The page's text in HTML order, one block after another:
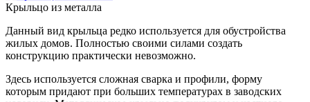
Крыльцо из металла
Данный вид крыльца редко используется для обустройства
жилых домов. Полностью своими силами создать
конструкцию практически невозможно.
Здесь используется сложная сварка и профили, форму
которым придают при больших температурах в заводских